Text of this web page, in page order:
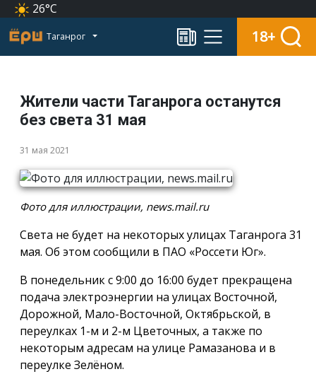
26°C
Таганрог 18+
Жители части Таганрога останутся
без света 31 мая
31 мая 2021
Фото для иллюстрации, news.mail.ru
Света не будет на некоторых улицах Таганрога 31
мая. Об этом сообщили в ПАО «Россети Юг».
В понедельник с 9:00 до 16:00 будет прекращена
подача электроэнергии на улицах Восточной,
Дорожной, Мало-Восточной, Октябрьской, в
переулках 1-м и 2-м Цветочных, а также по
некоторым адресам на улице Рамазанова и в
переулке Зелёном.